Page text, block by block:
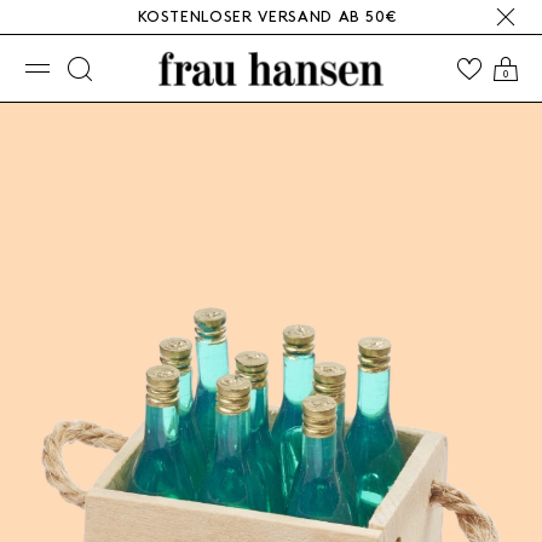
KOSTENLOSER VERSAND AB 50€
0
☰